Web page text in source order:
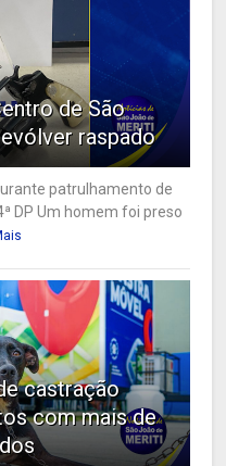
de São
raspado
patrulhamento de
DP Um homem foi preso
castração
com mais de